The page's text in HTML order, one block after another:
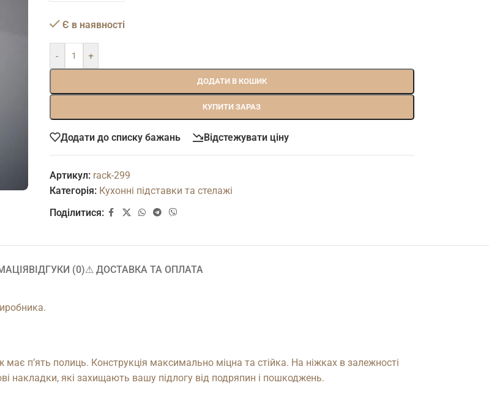
Є в наявності
- +
ДОДАТИ В КОШИК
КУПИТИ ЗАРАЗ
Додати до списку бажань Відстежувати ціну
Артикул: rack-299
Категорія: Кухонні підставки та стелажі
Поділитися:
ВІДГУКИ (0)⚠︎ ДОСТАВКА ТА ОПЛАТА
п’ять полиць. Конструкція максимально міцна та стійка. На ніжках в залежності
накладки, які захищають вашу підлогу від подряпин і пошкоджень.